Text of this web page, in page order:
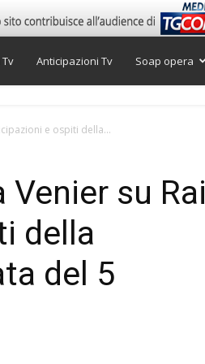
Anticipazioni Tv Soap opera
e ospiti della...
su Rai
della
del 5